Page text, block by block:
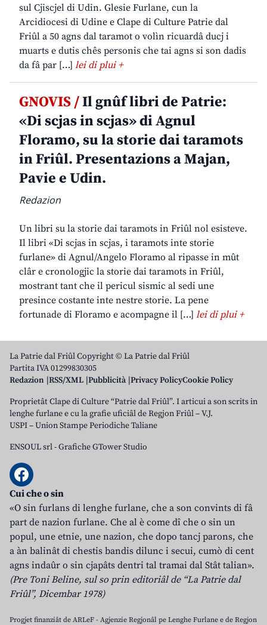
sul Cjiscjel di Udin. Glesie Furlane, cun la
Arcidiocesi di Udine e Clape di Culture Patrie dal
Friûl a 50 agns dal taramot o volìn ricuardâ ducj i
muarts e dutis chês personis che tai agns si son dadis
da fâ par […] lei di plui +
GNOVIS /Il gnûf libri de Patrie:
«Di scjas in scjas» di Agnul
Floramo, su la storie dai taramots
in Friûl. Presentazions a Majan,
Pavie e Udin.
Redazion
Un libri su la storie dai taramots in Friûl nol esisteve.
Il libri «Di scjas in scjas, i taramots inte storie
furlane» di Agnul/Angelo Floramo al ripasse in mût
clâr e cronologjic la storie dai taramots in Friûl,
mostrant tant che il pericul sismic al sedi une
presince costante inte nestre storie. La pene
fortunade di Floramo e acompagne il […] lei di plui +
La Patrie dal Friûl Copyright © La Patrie dal Friûl
Partita IVA 01299830305
Redazion RSS/XML Pubblicità Privacy PolicyCookie Policy
Proprietât Clape di Culture “Patrie dal Friûl”. I articui a son scrits in
lenghe furlane e cu la grafie uficiâl de Regjon Friûl – V.J.
USPI – Union Stampe Periodiche Taliane
ENSOUL srl-Grafiche GTower Studio
Cui che o sin
«O sin furlans di lenghe furlane, che a son convints di fâ
part de nazion furlane. Che al è come dî che o sin un
popul, une etnie, une nazion, che dopo tancj parons, che
a àn balinât di chestis bandis dilunc i secui, cumò di cent
agns indaûr o sin cjapâts dentri tal tramai dal Stât talian».
(Pre Toni Beline, sul so prin editoriâl de “La Patrie dal
Friûl”, Dicembar 1978)
Progjet finanziât de ARLeF - Agjenzie Regjonâl pe Lenghe Furlane e de Regjon